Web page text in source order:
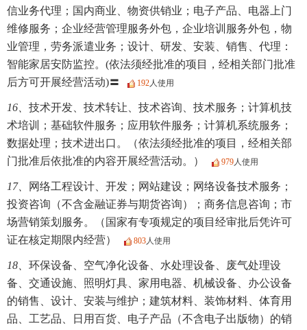
信业务代理；国内商业、物资供销业；电子产品、电器上门
维修服务；企业经营管理服务外包，企业培训服务外包，物
业管理，劳务派遣业务；设计、研发、安装、销售、代理：
智能家居安防监控。(依法须经批准的项目，经相关部门批准
后方可开展经营活动)〓
192人使用
16、 技术开发、技术转让、技术咨询、技术服务；计算机技
术培训；基础软件服务；应用软件服务；计算机系统服务；
数据处理；技术进出口。（依法须经批准的项目，经相关部
门批准后依批准的内容开展经营活动。）
979人使用
17、
网络工程设计、开发；网站建设；网络设备技术服务；
投资咨询（不含金融证券与期货咨询）；商务信息咨询；市
场营销策划服务。（国家有专项规定的项目经审批后凭许可
证在核定期限内经营）
803人使用
18、 环保设备、空气净化设备、水处理设备、废气处理设
备、交通设施、照明灯具、家用电器、机械设备、办公设备
的销售、设计、安装与维护；建筑材料、装饰材料、体育用
品、工艺品、日用百货、电子产品（不含电子出版物）的销